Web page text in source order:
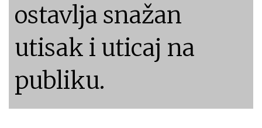
ostavlja snažan
utisak i uticaj na
publiku.